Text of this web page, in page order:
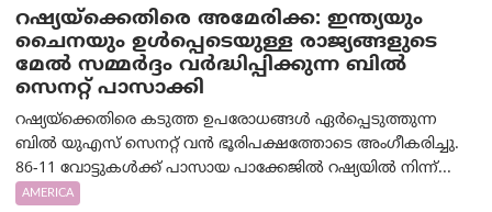
റഷ്യയ്‌ക്കെതിരെ അമേരിക്ക: ഇന്ത്യയും
ചൈനയും ഉൾപ്പെടെയുള്ള രാജ്യങ്ങളുടെ
മേൽ സമ്മർദ്ദം വർദ്ധിപ്പിക്കുന്ന ബിൽ
സെനറ്റ് പാസാക്കി
റഷ്യയ്‌ക്കെതിരെ കടുത്ത ഉപരോധങ്ങൾ ഏർപ്പെടുത്തുന്ന
ബിൽ യുഎസ് സെനറ്റ് വൻ ഭൂരിപക്ഷത്തോടെ അംഗീകരിച്ചു.
86-11 വോട്ടുകൾക്ക് പാസായ പാക്കേജിൽ റഷ്യയിൽ നിന്ന്...
AMERICA